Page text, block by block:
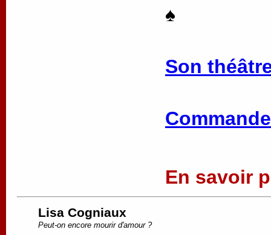
♠
Son
En savoir
Lisa Cogniaux
Peut-on encore mourir d'amour ?